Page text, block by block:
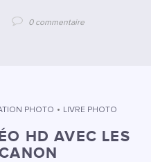
0 commentaire
PHOTO • LIVRE PHOTO
HD AVEC LES